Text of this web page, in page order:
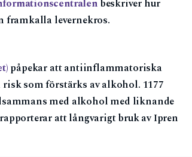
beskriver hur
framkalla levernekros.
påpekar att antiinflammatoriska
som förstärks av alkohol. 1177
med alkohol med liknande
rapporterar att långvarigt bruk av Ipren